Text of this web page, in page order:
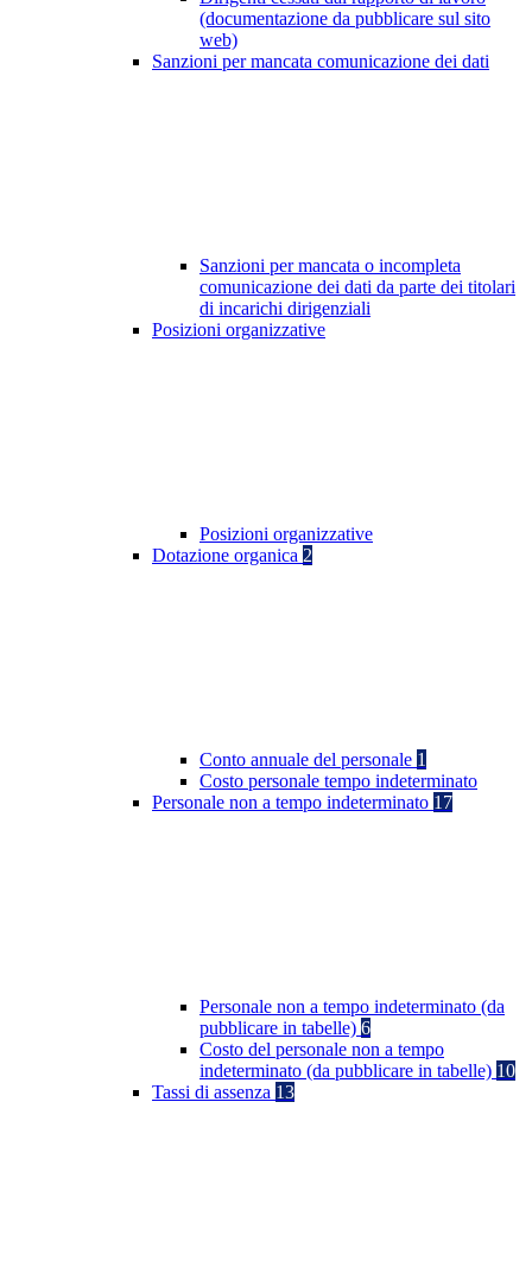
(documentazione da pubblicare sul sito
web)
Sanzioni per mancata comunicazione dei dati
Sanzioni per mancata o incompleta
comunicazione dei dati da parte dei titolari
di incarichi dirigenziali
Posizioni organizzative
Posizioni organizzative
Dotazione organica 2
Conto annuale del personale 1
Costo personale tempo indeterminato
Personale non a tempo indeterminato 17
Personale non a tempo indeterminato (da
pubblicare in tabelle) 6
Costo del personale non a tempo
indeterminato (da pubblicare in tabelle) 10
Tassi di assenza 13